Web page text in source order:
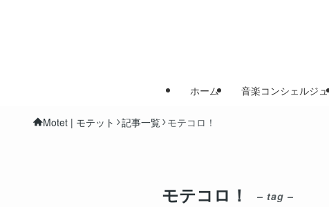
ホーム 音楽コンシェルジュ
Motet | モテット 記事一覧 モテコロ！
モテコロ！ – tag –